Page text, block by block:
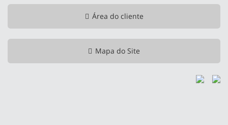
Área do cliente
Mapa do Site